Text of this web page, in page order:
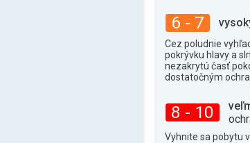
6 - 7
Cez poludnie
pokrývku hlavy a
nezakrytú časť
dostatočným
8 - 10
Vyhnite sa pobytu